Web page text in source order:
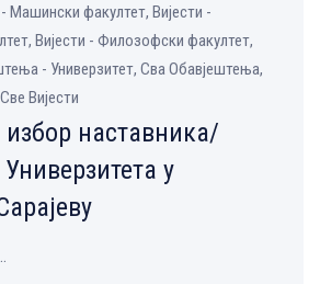
Машински факултет, Вијести -
Вијести - Филозофски факултет,
- Универзитет, Сва Обавјештења,
Вијести
избор наставника/
у